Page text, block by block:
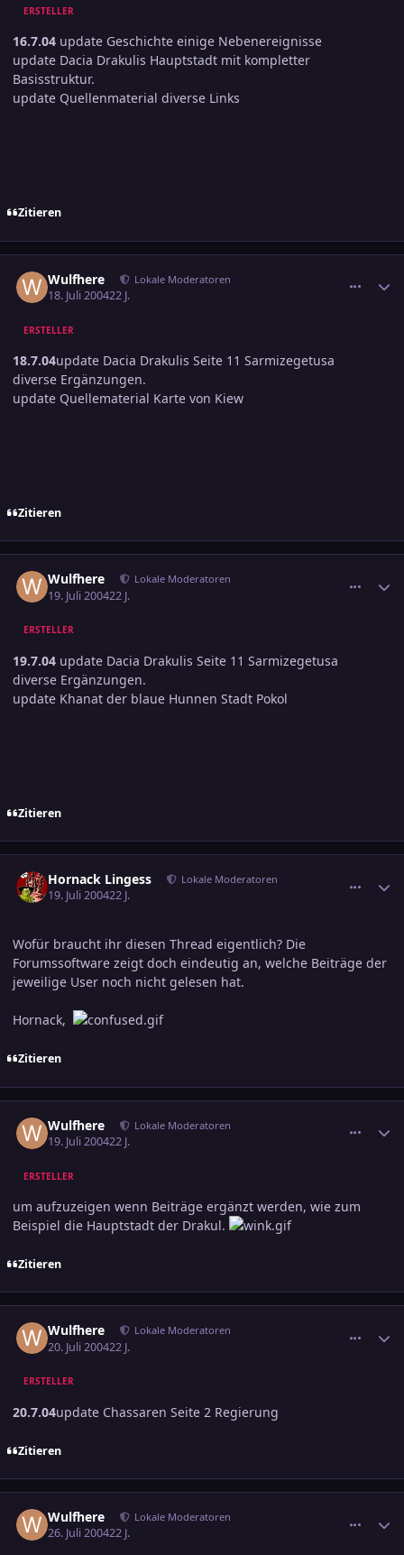
ERSTELLER
16.7.04 update Geschichte einige Nebenereignisse
update Dacia Drakulis Hauptstadt mit kompletter
Basisstruktur.
update Quellenmaterial diverse Links
Zitieren
Wulfhere Lokale Moderatoren
18. Juli 200422 J.
ERSTELLER
18.7.04update Dacia Drakulis Seite 11 Sarmizegetusa
diverse Ergänzungen.
update Quellematerial Karte von Kiew
Zitieren
Wulfhere Lokale Moderatoren
19. Juli 200422 J.
ERSTELLER
19.7.04 update Dacia Drakulis Seite 11 Sarmizegetusa
diverse Ergänzungen.
update Khanat der blaue Hunnen Stadt Pokol
Zitieren
Hornack Lingess Lokale Moderatoren
19. Juli 200422 J.
Wofür braucht ihr diesen Thread eigentlich? Die
Forumssoftware zeigt doch eindeutig an, welche Beiträge der
jeweilige User noch nicht gelesen hat.
Hornack,
Zitieren
Wulfhere Lokale Moderatoren
19. Juli 200422 J.
ERSTELLER
um aufzuzeigen wenn Beiträge ergänzt werden, wie zum
Beispiel die Hauptstadt der Drakul.
Zitieren
Wulfhere Lokale Moderatoren
20. Juli 200422 J.
ERSTELLER
20.7.04update Chassaren Seite 2 Regierung
Zitieren
Wulfhere Lokale Moderatoren
26. Juli 200422 J.